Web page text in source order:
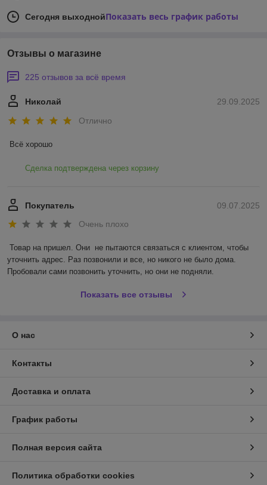
Сегодня выходнойПоказать весь график работы
Отзывы о магазине
225 отзывов за всё время
29.09.2025
Николай
Отлично
Всё хорошо
Сделка подтверждена через корзину
09.07.2025
Покупатель
Очень плохо
Товар на пришел. Они  не пытаются связаться с клиентом, чтобы
уточнить адрес. Раз позвонили и все, но никого не было дома.
Пробовали сами позвонить уточнить, но они не подняли.
Показать все отзывы
О нас
Контакты
Доставка и оплата
График работы
Полная версия сайта
Политика обработки cookies